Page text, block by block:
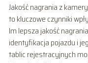
Jakość nagrania z
to kluczowe czynniki
Im lepsza jakość
identyfikacja pojazdu i
tablic rejestracyjnych